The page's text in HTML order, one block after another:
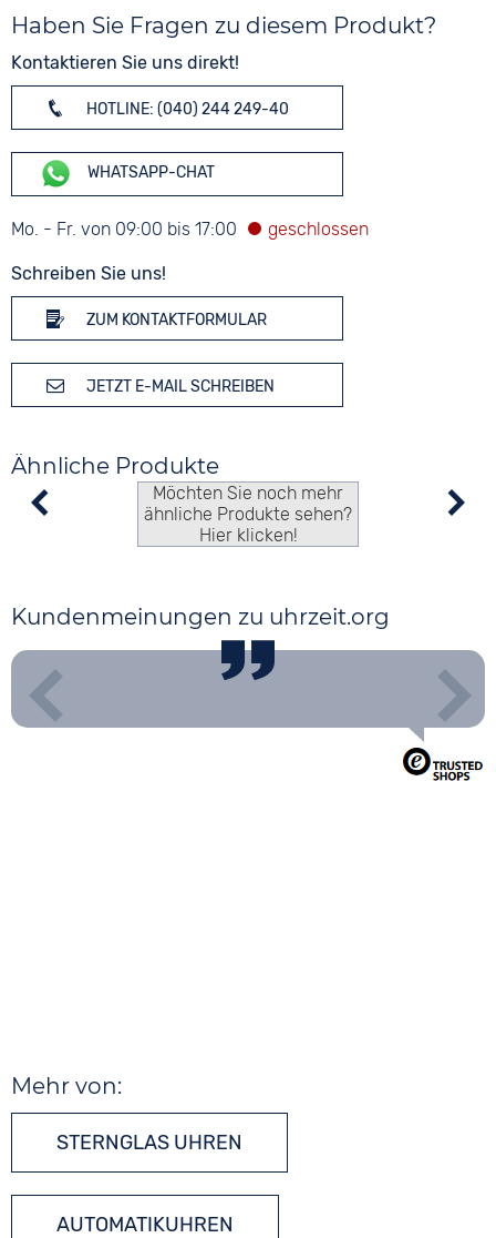
Haben Sie Fragen zu diesem Produkt?
Kontaktieren Sie uns direkt!
HOTLINE: (040) 244 249-40
WHATSAPP-CHAT
Mo. - Fr. von 09:00 bis 17:00
Schreiben Sie uns!
ZUM KONTAKTFORMULAR
JETZT E-MAIL SCHREIBEN
Ähnliche Produkte
Möchten Sie noch mehr
ähnliche Produkte sehen?
Hier klicken!
Kundenmeinungen zu uhrzeit.org
Mehr von:
STERNGLAS UHREN
AUTOMATIKUHREN